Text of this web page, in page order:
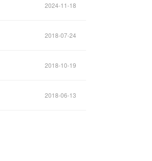
2024-11-18
2018-07-24
2018-10-19
2018-06-13